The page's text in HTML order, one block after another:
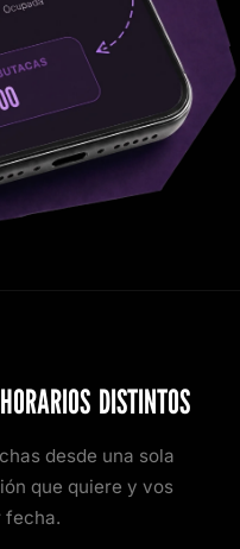
DISTINTOS
desde una sola
que quiere y vos
fecha.